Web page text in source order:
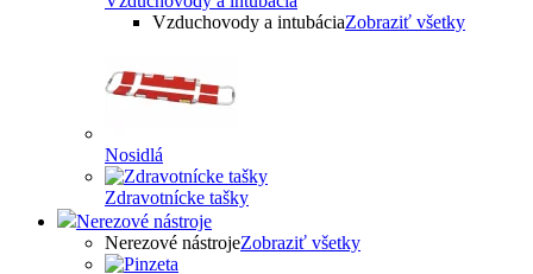
Vzduchovody a intubáciaZobraziť všetky
Nosidlá
Zdravotnícke tašky
Nerezové nástroje
Nerezové nástrojeZobraziť všetky